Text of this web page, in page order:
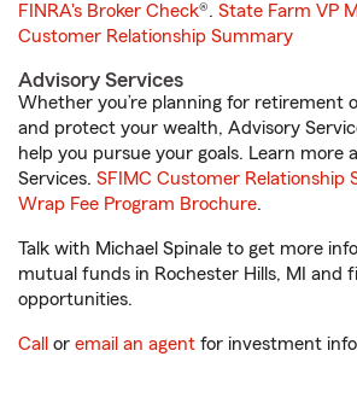
FINRA's Broker Check®. State Farm VP
Customer Relationship Summary
Advisory Services
Whether you’re planning for retirement
and protect your wealth, Advisory
help you pursue your goals. Learn more
Services. SFIMC Customer Relationship
Wrap Fee Program Brochure.
Talk with Michael Spinale to get more
mutual funds in Rochester Hills, MI and
opportunities.
Call or email an agent for investment